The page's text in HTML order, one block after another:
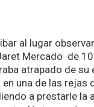
al lugar
Mercado de
atrapado de su
una de las rejas
a prestarle la